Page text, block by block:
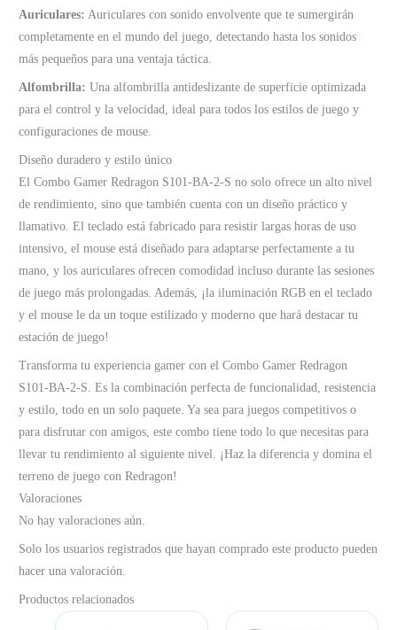
Auriculares: Auriculares con sonido envolvente que te sumergirán
completamente en el mundo del juego, detectando hasta los sonidos
más pequeños para una ventaja táctica.
Alfombrilla: Una alfombrilla antideslizante de superficie optimizada
para el control y la velocidad, ideal para todos los estilos de juego y
configuraciones de mouse.
Diseño duradero y estilo único
El Combo Gamer Redragon S101-BA-2-S no solo ofrece un alto nivel
de rendimiento, sino que también cuenta con un diseño práctico y
llamativo. El teclado está fabricado para resistir largas horas de uso
intensivo, el mouse está diseñado para adaptarse perfectamente a tu
mano, y los auriculares ofrecen comodidad incluso durante las sesiones
de juego más prolongadas. Además, ¡la iluminación RGB en el teclado
y el mouse le da un toque estilizado y moderno que hará destacar tu
estación de juego!
Transforma tu experiencia gamer con el Combo Gamer Redragon
S101-BA-2-S. Es la combinación perfecta de funcionalidad, resistencia
y estilo, todo en un solo paquete. Ya sea para juegos competitivos o
para disfrutar con amigos, este combo tiene todo lo que necesitas para
llevar tu rendimiento al siguiente nivel. ¡Haz la diferencia y domina el
terreno de juego con Redragon!
Valoraciones
No hay valoraciones aún.
Solo los usuarios registrados que hayan comprado este producto pueden
hacer una valoración.
Productos relacionados